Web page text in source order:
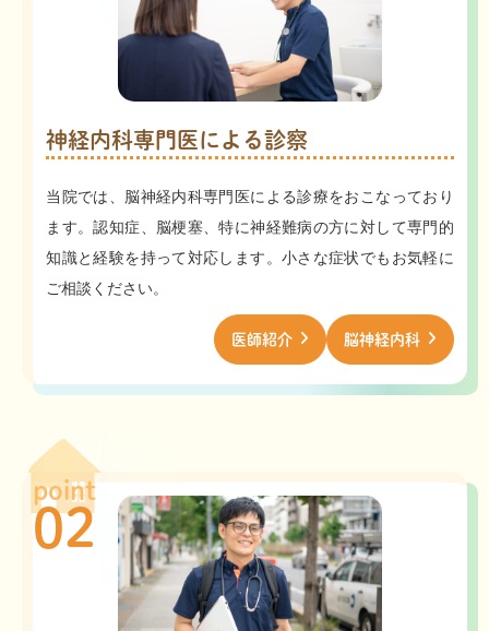
神経内科専門医による診察
当院では、脳神経内科専門医による診療をおこなっており
ます。認知症、脳梗塞、特に神経難病の方に対して専門的
知識と経験を持って対応します。小さな症状でもお気軽に
ご相談ください。
医師紹介 脳神経内科
point
02